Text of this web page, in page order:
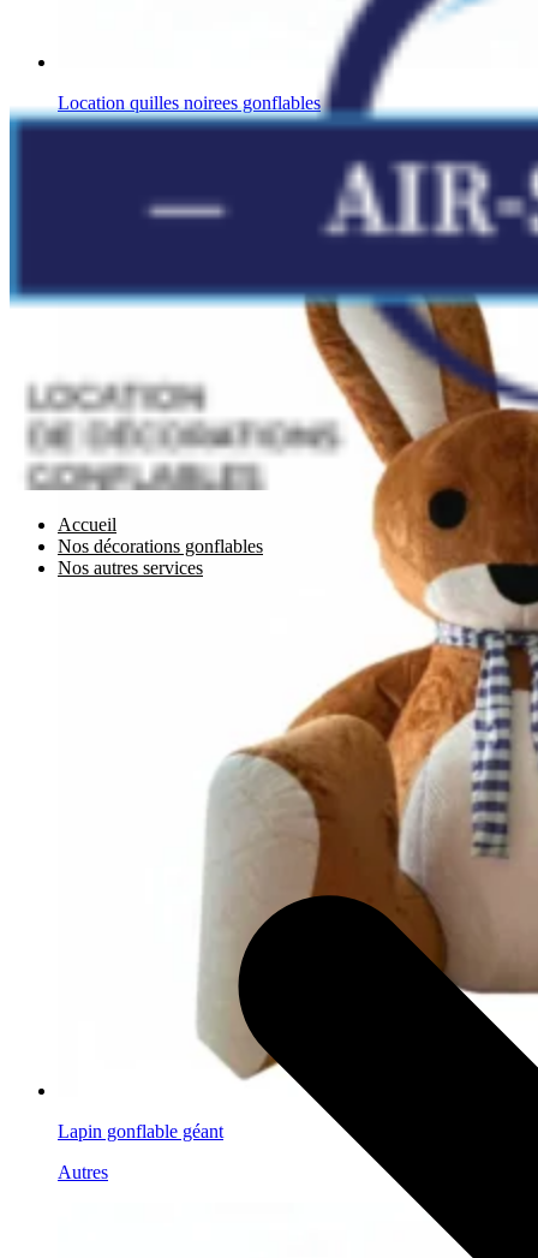
Location quilles noirees gonflables
Lapin gonflable géant
Autres
Accueil
Nos décorations gonflables
Nos autres services